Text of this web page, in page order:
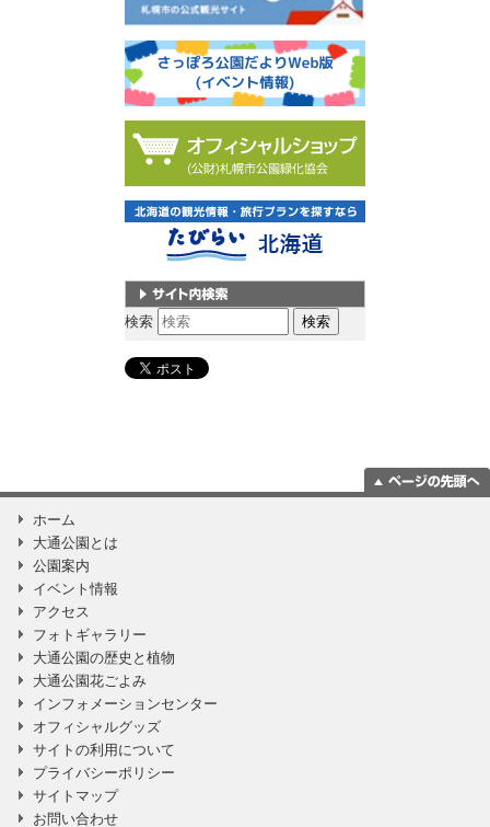
サイト内検索
検索
ホーム
大通公園とは
公園案内
イベント情報
アクセス
フォトギャラリー
大通公園の歴史と植物
大通公園花ごよみ
インフォメーションセンター
オフィシャルグッズ
サイトの利用について
プライバシーポリシー
サイトマップ
お問い合わせ